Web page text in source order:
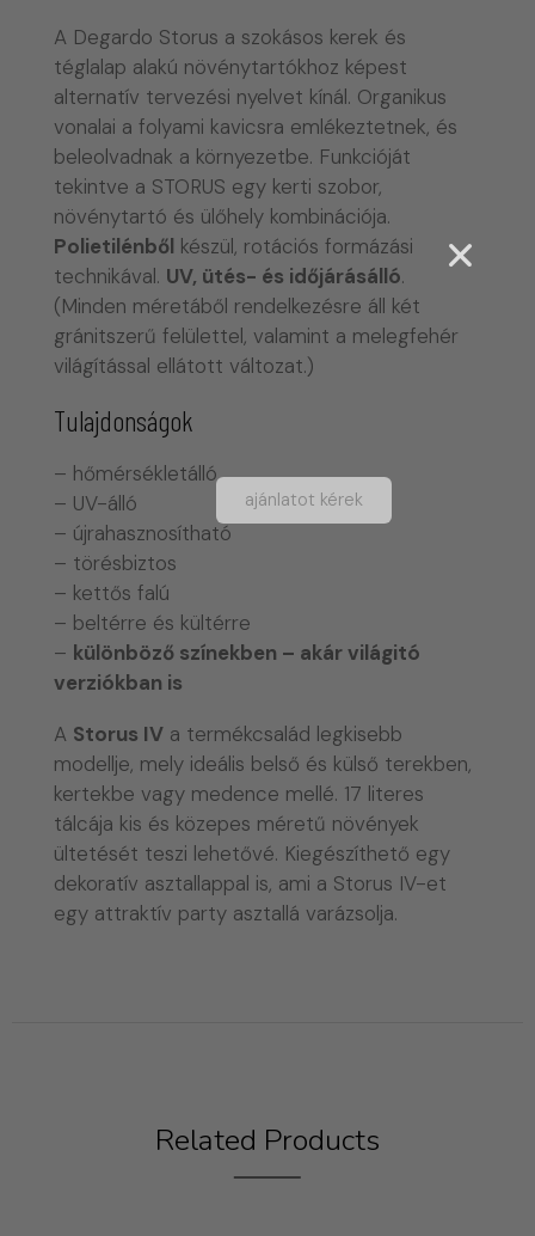
A Degardo Storus a szokásos kerek és
téglalap alakú növénytartókhoz képest
alternatív tervezési nyelvet kínál. Organikus
vonalai a folyami kavicsra emlékeztetnek, és
beleolvadnak a környezetbe. Funkcióját
tekintve a STORUS egy kerti szobor,
növénytartó és ülőhely kombinációja.
Polietilénből készül, rotációs formázási
technikával. UV, ütés- és időjárásálló.
(Minden méretáből rendelkezésre áll két
gránitszerű felülettel, valamint a melegfehér
világítással ellátott változat.)
Tulajdonságok
– hőmérsékletálló
– UV-álló
– újrahasznosítható
– törésbiztos
– kettős falú
– beltérre és kültérre
– különböző színekben – akár világitó
verziókban is
A Storus IV a termékcsalád legkisebb
modellje, mely ideális belső és külső terekben,
kertekbe vagy medence mellé. 17 literes
tálcája kis és közepes méretű növények
ültetését teszi lehetővé. Kiegészíthető egy
dekoratív asztallappal is, ami a Storus IV-et
egy attraktív party asztallá varázsolja.
Related Products
ajánlatot kérek